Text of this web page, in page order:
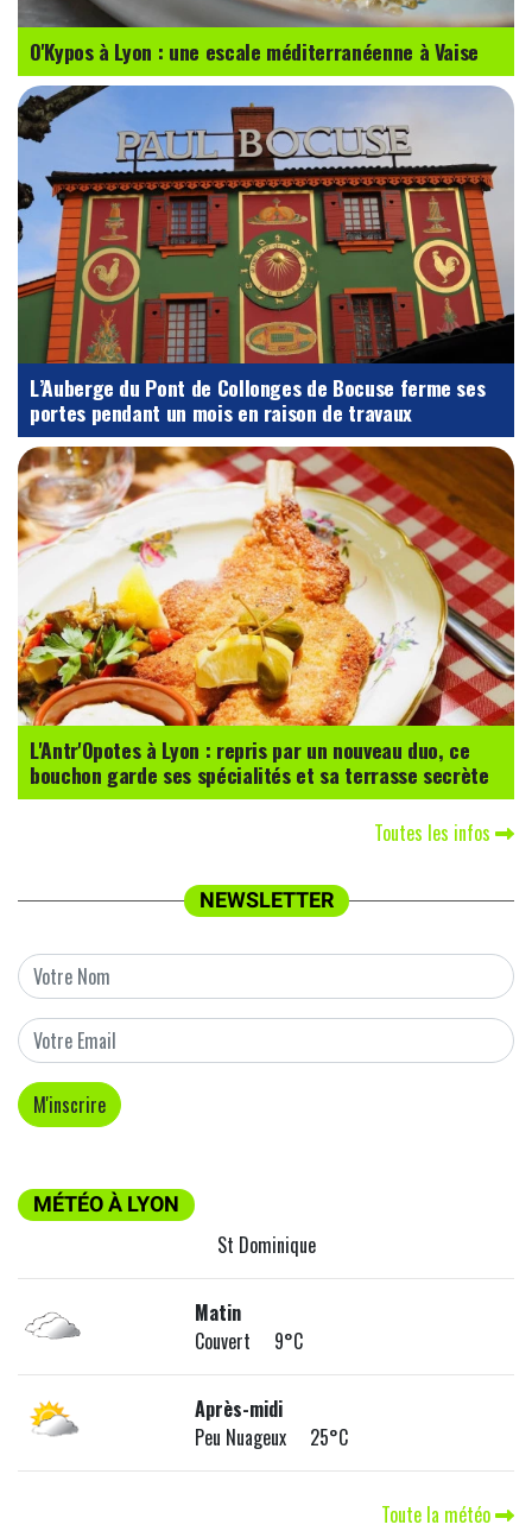
O'Kypos à Lyon : une escale méditerranéenne à Vaise
L’Auberge du Pont de Collonges de Bocuse ferme ses
portes pendant un mois en raison de travaux
L'Antr'Opotes à Lyon : repris par un nouveau duo, ce
bouchon garde ses spécialités et sa terrasse secrète
Toutes les infos
NEWSLETTER
MÉTÉO À LYON
St Dominique
Matin
Couvert 9°C
Après-midi
Peu Nuageux 25°C
Toute la météo